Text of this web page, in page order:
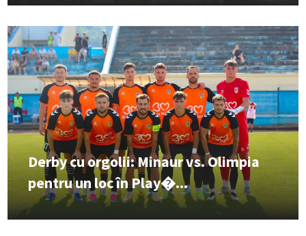
Derby cu orgolii: Minaur vs. Olimpia
pentru un loc în Play�...